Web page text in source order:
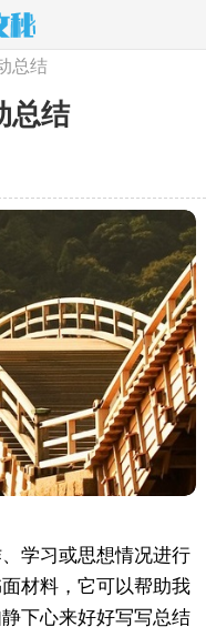
总结
总结
学习或思想情况进行
材料，它可以帮助我
下心来好好写写总结